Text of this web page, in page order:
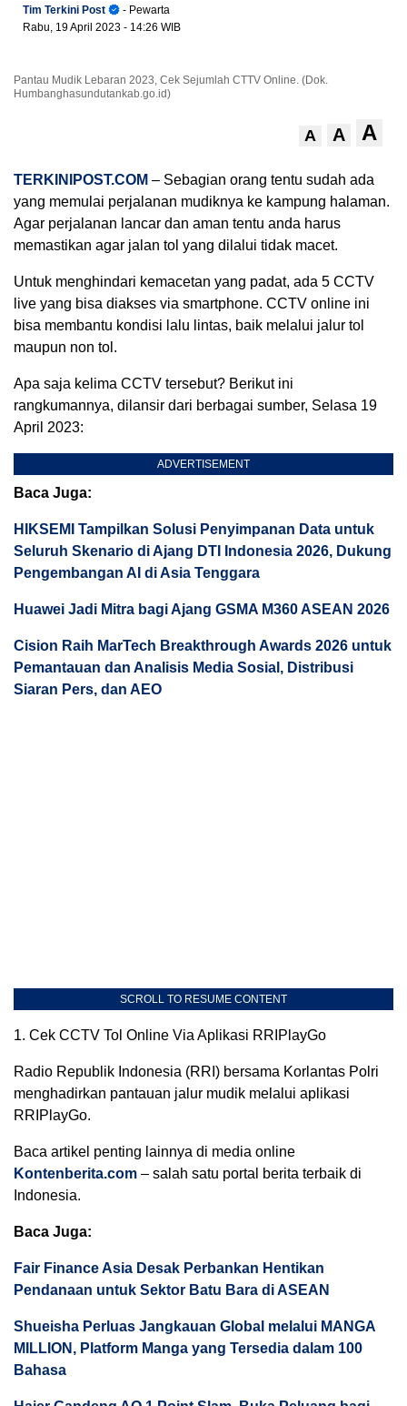
Tim Terkini Post
- Pewarta
Rabu, 19 April 2023 - 14:26 WIB
Pantau Mudik Lebaran 2023, Cek Sejumlah CTTV Online. (Dok.
Humbanghasundutankab.go.id)
A A A
TERKINIPOST.COM – Sebagian orang tentu sudah ada
yang memulai perjalanan mudiknya ke kampung halaman.
Agar perjalanan lancar dan aman tentu anda harus
memastikan agar jalan tol yang dilalui tidak macet.
Untuk menghindari kemacetan yang padat, ada 5 CCTV
live yang bisa diakses via smartphone. CCTV online ini
bisa membantu kondisi lalu lintas, baik melalui jalur tol
maupun non tol.
Apa saja kelima CCTV tersebut? Berikut ini
rangkumannya, dilansir dari berbagai sumber, Selasa 19
April 2023:
ADVERTISEMENT
Baca Juga:
HIKSEMI Tampilkan Solusi Penyimpanan Data untuk
Seluruh Skenario di Ajang DTI Indonesia 2026, Dukung
Pengembangan AI di Asia Tenggara
Huawei Jadi Mitra bagi Ajang GSMA M360 ASEAN 2026
Cision Raih MarTech Breakthrough Awards 2026 untuk
Pemantauan dan Analisis Media Sosial, Distribusi
Siaran Pers, dan AEO
SCROLL TO RESUME CONTENT
1. Cek CCTV Tol Online Via Aplikasi RRIPlayGo
Radio Republik Indonesia (RRI) bersama Korlantas Polri
menghadirkan pantauan jalur mudik melalui aplikasi
RRIPlayGo.
Baca artikel penting lainnya di media online
Kontenberita.com – salah satu portal berita terbaik di
Indonesia.
Baca Juga:
Fair Finance Asia Desak Perbankan Hentikan
Pendanaan untuk Sektor Batu Bara di ASEAN
Shueisha Perluas Jangkauan Global melalui MANGA
MILLION, Platform Manga yang Tersedia dalam 100
Bahasa